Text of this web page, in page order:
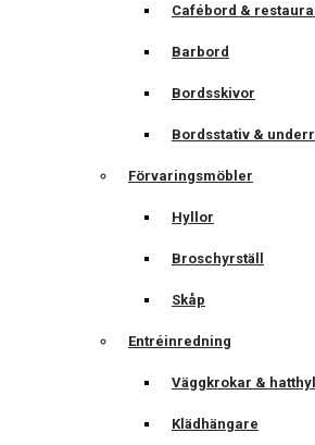
Cafébord &
Barbord
Bordsskivor
Bordsstativ &
Förvaringsmöbler
Hyllor
Broschyrställ
Skåp
Entréinredning
Väggkrokar &
Klädhängare